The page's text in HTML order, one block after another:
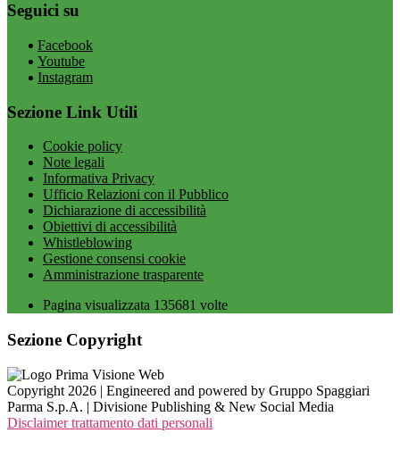
Seguici su
Facebook
Youtube
Instagram
Sezione Link Utili
Cookie policy
Note legali
Informativa Privacy
Ufficio Relazioni con il Pubblico
Dichiarazione di accessibilità
Obiettivi di accessibilità
Whistleblowing
Gestione consensi cookie
Amministrazione trasparente
Pagina visualizzata 135681 volte
Sezione Copyright
Copyright 2026 | Engineered and powered by Gruppo Spaggiari
Parma S.p.A. | Divisione Publishing & New Social Media
Disclaimer trattamento dati personali